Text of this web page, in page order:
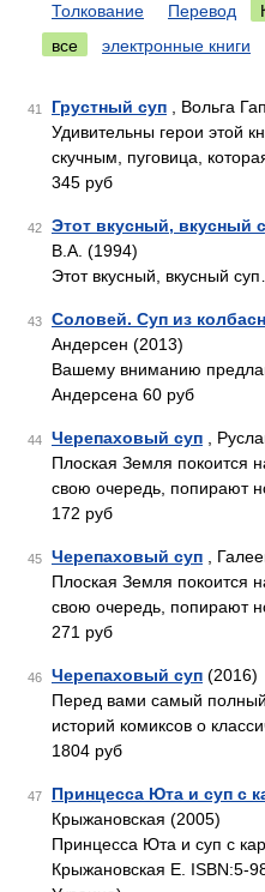
Толкование Перевод
все
электронные книги
41 Грустный суп , Вольга
Удивительны герои этой
скучным, пуговица,
345 руб
42 Этот вкусный, вкусный
В.А. (1994)
Этот вкусный, вкусный
43 Соловей. Суп из
Андерсен (2013)
Вашему вниманию
Андерсена 60 руб
44 Черепаховый суп ,
Плоская Земля покоится
свою очередь, попирают
172 руб
45 Черепаховый суп ,
Плоская Земля покоится
свою очередь, попирают
271 руб
46 Черепаховый суп (2016)
Перед вами самый полный
историй комиксов о
1804 руб
47 Принцесса Юта и суп с
Крыжановская (2005)
Принцесса Юта и суп с
Крыжановская Е. ISBN:5-